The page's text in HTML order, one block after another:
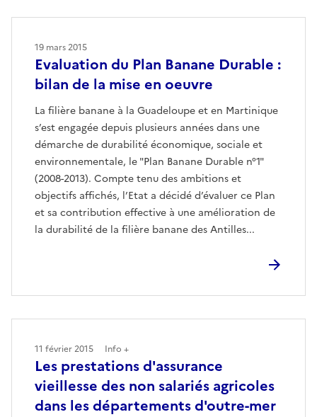
Evaluation du Plan Banane Durable :
bilan de la mise en oeuvre
La filière banane à la Guadeloupe et en Martinique
s’est engagée depuis plusieurs années dans une
démarche de durabilité économique, sociale et
environnementale, le "Plan Banane Durable n°1"
(2008-2013). Compte tenu des ambitions et
objectifs affichés, l’Etat a décidé d’évaluer ce Plan
et sa contribution effective à une amélioration de
la durabilité de la filière banane des Antilles...
19 mars 2015
Les prestations d'assurance
vieillesse des non salariés agricoles
dans les départements d'outre-mer
11 février 2015 Info +